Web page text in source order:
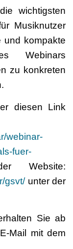
die wichtigsten
Musiknutzer
und kompakte
Webinars
zu konkreten
diesen Link
webinar-
fuer-
Website:
gsvt/unter der
Sie ab
Mail mit dem